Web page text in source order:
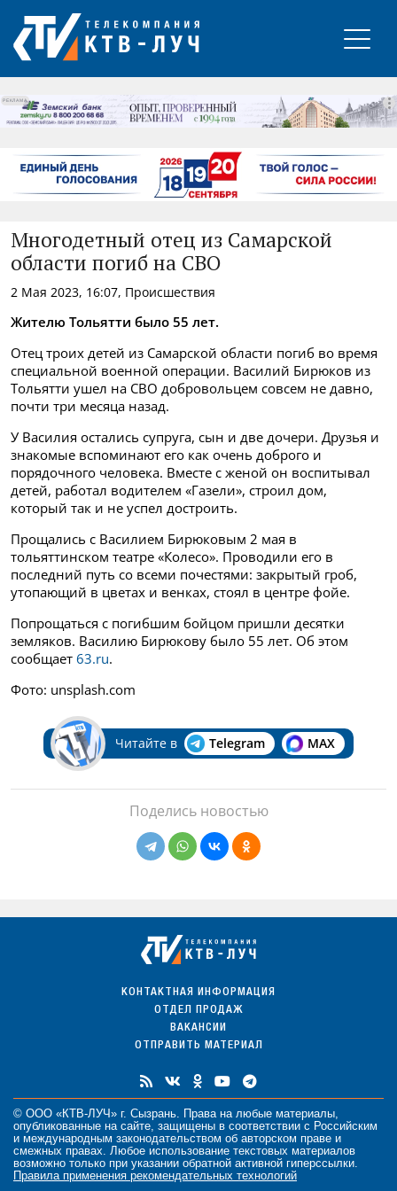
РЕКЛАМА
Многодетный отец из Самарской
области погиб на СВО
2 Мая 2023, 16:07, Происшествия
Жителю Тольятти было 55 лет.
Отец троих детей из Самарской области погиб во время
специальной военной операции. Василий Бирюков из
Тольятти ушел на СВО добровольцем совсем не давно,
почти три месяца назад.
У Василия остались супруга, сын и две дочери. Друзья и
знакомые вспоминают его как очень доброго и
порядочного человека. Вместе с женой он воспитывал
детей, работал водителем «Газели», строил дом,
который так и не успел достроить.
Прощались с Василием Бирюковым 2 мая в
тольяттинском театре «Колесо». Проводили его в
последний путь со всеми почестями: закрытый гроб,
утопающий в цветах и венках, стоял в центре фойе.
Попрощаться с погибшим бойцом пришли десятки
земляков. Василию Бирюкову было 55 лет. Об этом
сообщает 63.ru.
Фото: unsplash.com
Читайте в Telegram MAX
Поделись новостью
КОНТАКТНАЯ ИНФОРМАЦИЯ
ОТДЕЛ ПРОДАЖ
ВАКАНСИИ
ОТПРАВИТЬ МАТЕРИАЛ
© ООО «КТВ-ЛУЧ» г. Сызрань. Права на любые материалы
опубликованные на сайте, защищены в соответствии с Российским
и международным законодательством об авторском праве и
смежных правах. Любое использование текстовых материалов
возможно только при указании обратной активной гиперссылки.
Правила применения рекомендательных технологий